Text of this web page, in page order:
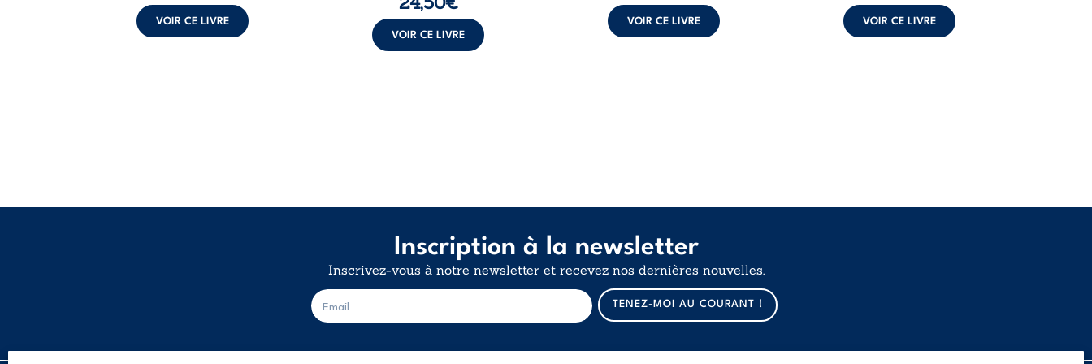
VOIR CE LIVRE
VOIR CE LIVRE
VOIR CE LIVRE VOIR CE LIVRE
Inscription à la newsletter
Inscrivez-vous à notre newsletter et recevez nos dernières nouvelles.
m
E
-
m
i
TENEZ-MOI AU COURANT !